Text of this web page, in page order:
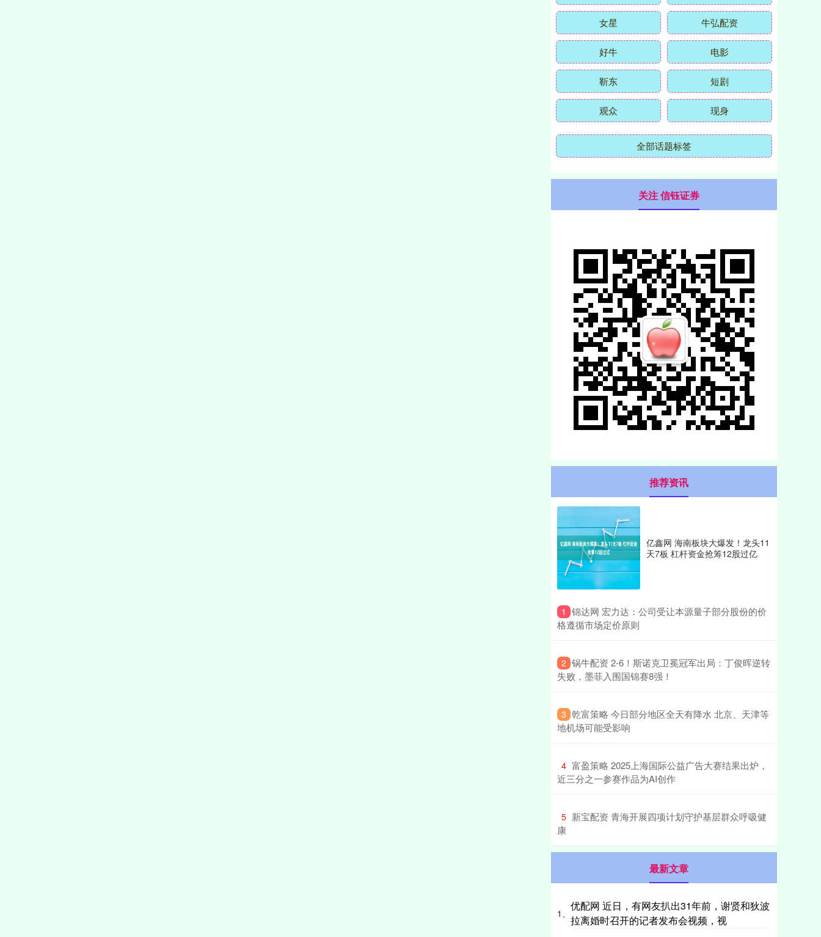
女星 牛弘配资
好牛 电影
靳东 短剧
观众 现身
全部话题标签
关注 信钰证券
推荐资讯
亿鑫网 海南板块大爆发！龙头11
天7板 杠杆资金抢筹12股过亿
1 ​锦达网 宏力达：公司受让本源量子部分股份的价
格遵循市场定价原则
2 ​锅牛配资 2-6！斯诺克卫冕冠军出局：丁俊晖逆转
失败，墨菲入围国锦赛8强！
3 ​乾富策略 今日部分地区全天有降水 北京、天津等
地机场可能受影响
4 ​富盈策略 2025上海国际公益广告大赛结果出炉，
近三分之一参赛作品为AI创作
5 ​新宝配资 青海开展四项计划守护基层群众呼吸健
康
最新文章
1、
优配网 近日，有网友扒出31年前，谢贤和狄波
拉离婚时召开的记者发布会视频，视